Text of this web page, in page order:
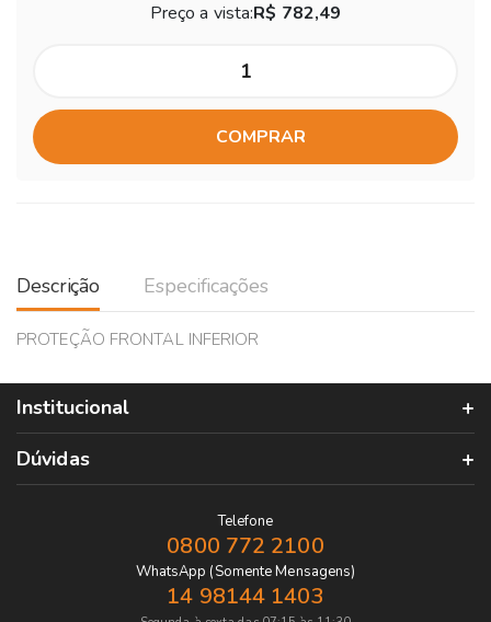
Preço a vista:R$ 782,49
COMPRAR
Descrição Especificações
PROTEÇÃO FRONTAL INFERIOR
Institucional
Dúvidas
Telefone
0800 772 2100
WhatsApp (Somente Mensagens)
14 98144 1403